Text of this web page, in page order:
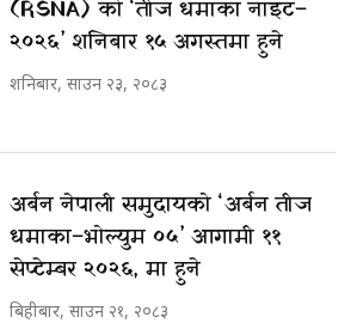
(RSNA) को ‘तीज धमाका नाइट–
२०२६’ शनिबार १५ अगस्तमा हुने
शनिबार, साउन २३, २०८३
अर्बन नेपाली समुदायको ‘अर्बन तीज
धमाका–भोल्युम ०५’ आगामी ११
सेप्टेम्बर २०२६, मा हुने
बिहीबार, साउन २१, २०८३